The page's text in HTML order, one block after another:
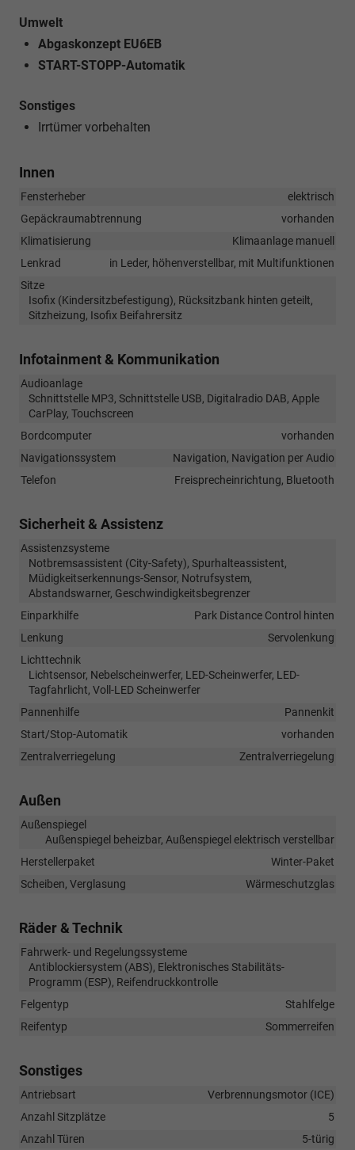
Umwelt
Abgaskonzept EU6EB
START-STOPP-Automatik
Sonstiges
Irrtümer vorbehalten
Innen
Fensterheber
elektrisch
Gepäckraumabtrennung
vorhanden
Klimatisierung
Klimaanlage manuell
Lenkrad
in Leder, höhenverstellbar, mit Multifunktionen
Sitze
Isofix (Kindersitzbefestigung), Rücksitzbank hinten geteilt,
Sitzheizung, Isofix Beifahrersitz
Infotainment & Kommunikation
Audioanlage
Schnittstelle MP3, Schnittstelle USB, Digitalradio DAB, Apple
CarPlay, Touchscreen
Bordcomputer
vorhanden
Navigationssystem
Navigation, Navigation per Audio
Telefon
Freisprecheinrichtung, Bluetooth
Sicherheit & Assistenz
Assistenzsysteme
Notbremsassistent (City-Safety), Spurhalteassistent,
Müdigkeitserkennungs-Sensor, Notrufsystem,
Abstandswarner, Geschwindigkeitsbegrenzer
Einparkhilfe
Park Distance Control hinten
Lenkung
Servolenkung
Lichttechnik
Lichtsensor, Nebelscheinwerfer, LED-Scheinwerfer, LED-
Tagfahrlicht, Voll-LED Scheinwerfer
Pannenhilfe
Pannenkit
Start/Stop-Automatik
vorhanden
Zentralverriegelung
Zentralverriegelung
Außen
Außenspiegel
Außenspiegel beheizbar, Außenspiegel elektrisch verstellbar
Herstellerpaket
Winter-Paket
Scheiben, Verglasung
Wärmeschutzglas
Räder & Technik
Fahrwerk- und Regelungssysteme
Antiblockiersystem (ABS), Elektronisches Stabilitäts-
Programm (ESP), Reifendruckkontrolle
Felgentyp
Stahlfelge
Reifentyp
Sommerreifen
Sonstiges
Antriebsart
Verbrennungsmotor (ICE)
Anzahl Sitzplätze
5
Anzahl Türen
5-türig